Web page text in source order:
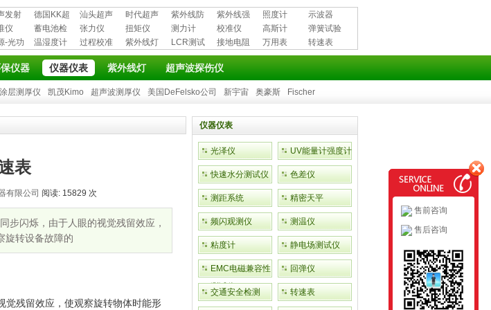
发射
仪器
德国KK超
声波探伤
仪
汕头超声
超声探伤
仪
时代超声
波探伤仪
紫外线防
护用品
紫外线强
度计
照度计
示波器
仪
蓄电池检
测仪
张力仪 扭矩仪 测力计 校准仪 高斯计
弹簧试验
机
-光功
温湿度计
过程校准
仪
紫外线灯
LCR测试
仪
接地电阻
测试仪
万用表 转速表
仪器 仪器仪表 紫外线灯 超声波探伤仪
涂层测厚仪 凯茂Kimo 超声波测厚仪 美国DeFelsko公司 新宇宙 奥豪斯 Fischer
表
有限公司 阅读: 15829 次
步闪烁，由于人眼的视觉残留效应，
旋转设备故障的
觉残留效应，使观察旋转物体时能形
仪器仪表
光泽仪 UV能量计强度计
快速水分测试仪 色差仪
测距系统 精密天平
频闪观测仪 测温仪
粘度计 静电场测试仪
EMC电磁兼容性
测试仪
回弹仪
交通安全检测 转速表
售前咨询
售后咨询